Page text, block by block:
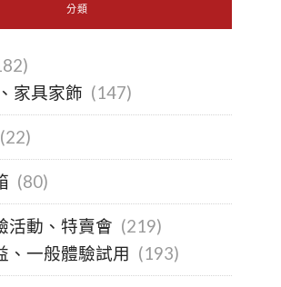
分類
家具家飾 (147)
(22)
(80)
活動、特賣會 (219)
、一般體驗試用 (193)